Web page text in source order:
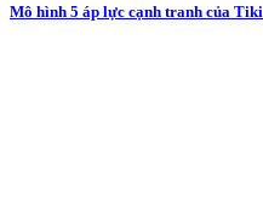
Mô hình 5 áp lực cạnh tranh của Tiki